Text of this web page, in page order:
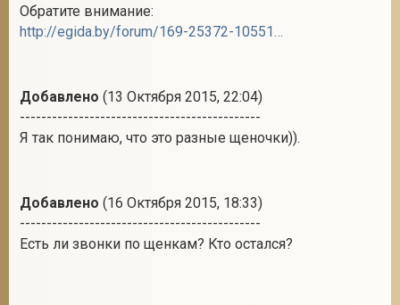
Обратите внимание:
http://egida.by/forum/169-25372-1055110-16-1439244503
Добавлено (13 Октября 2015, 22:04)
---------------------------------------------
Я так понимаю, что это разные щеночки)).
Добавлено (16 Октября 2015, 18:33)
---------------------------------------------
Есть ли звонки по щенкам? Кто остался?